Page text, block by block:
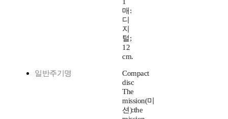
1
매:
디
지
털;
12
cm.
일반주기명
Compact
disc
The
mission(미
션):the